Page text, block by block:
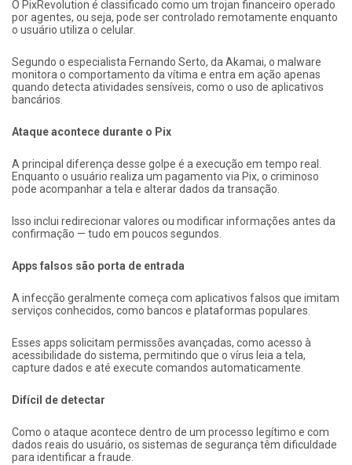
O PixRevolution é classificado como um trojan financeiro operado
por agentes, ou seja, pode ser controlado remotamente enquanto
o usuário utiliza o celular.
Segundo o especialista Fernando Serto, da Akamai, o malware
monitora o comportamento da vítima e entra em ação apenas
quando detecta atividades sensíveis, como o uso de aplicativos
bancários.
Ataque acontece durante o Pix
A principal diferença desse golpe é a execução em tempo real.
Enquanto o usuário realiza um pagamento via Pix, o criminoso
pode acompanhar a tela e alterar dados da transação.
Isso inclui redirecionar valores ou modificar informações antes da
confirmação — tudo em poucos segundos.
Apps falsos são porta de entrada
A infecção geralmente começa com aplicativos falsos que imitam
serviços conhecidos, como bancos e plataformas populares.
Esses apps solicitam permissões avançadas, como acesso à
acessibilidade do sistema, permitindo que o vírus leia a tela,
capture dados e até execute comandos automaticamente.
Difícil de detectar
Como o ataque acontece dentro de um processo legítimo e com
dados reais do usuário, os sistemas de segurança têm dificuldade
para identificar a fraude.